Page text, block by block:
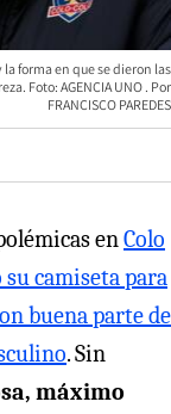
forma en que se dieron las
Foto: AGENCIA UNO
FRANCISCO PAREDES
enColo
camiseta para
buena parte de
. Sin
máximo